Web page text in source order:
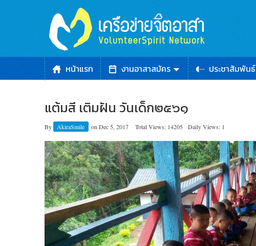
หน้าแรก งานอาสาสมัคร ประชาสัมพันธ์
แต้มสี เติมฝัน วันเด็ก๒๕๖๑
By AkiraSmile on Dec 5, 2017 Total Views: 14205 Daily Views: 1